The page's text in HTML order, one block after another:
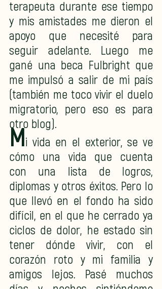
terapeuta durante ese tiempo
y mis amistades me dieron el
apoyo que necesité para
seguir adelante. Luego me
gané una beca Fulbright que
me impulsó a salir de mi país
(también me toco vivir el duelo
migratorio, pero eso es para
otro blog).
Mi vida en el exterior, se ve
cómo una vida que cuenta
con una lista de logros,
diplomas y otros éxitos. Pero lo
que llevó en el fondo ha sido
difícil, en el que he cerrado ya
ciclos de dolor, he estado sin
tener dónde vivir, con el
corazón roto y mi familia y
amigos lejos. Pasé muchos